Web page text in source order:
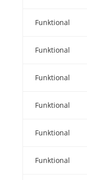
Funktional
Funktional
Funktional
Funktional
Funktional
Funktional